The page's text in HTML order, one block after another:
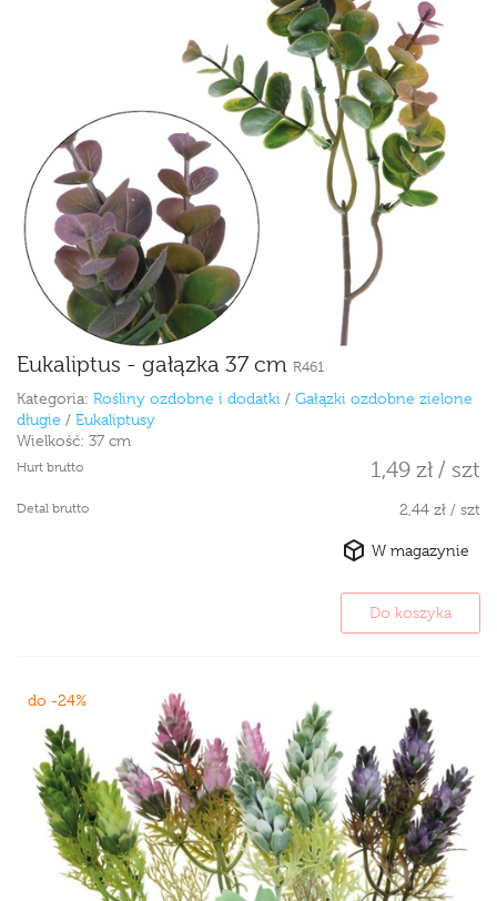
Eukaliptus - gałązka 37 cm R461
Kategoria: Rośliny ozdobne i dodatki / Gałązki ozdobne zielone
długie / Eukaliptusy
Wielkość: 37 cm
Hurt brutto 1,49 zł / szt
Detal brutto 2,44 zł / szt
W magazynie
Do koszyka
do -24%